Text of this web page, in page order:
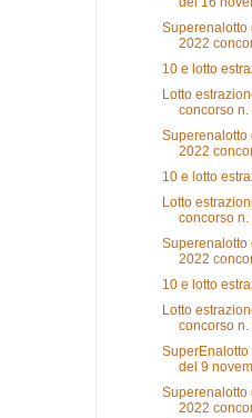
Superenalotto
2022
10 e lotto
Lotto
concorso n.
Superenalotto
2022
10 e lotto
Lotto
concorso n.
Superenalotto
2022
10 e lotto
Lotto
concorso n.
SuperEnalotto
del 9
Superenalotto
2022